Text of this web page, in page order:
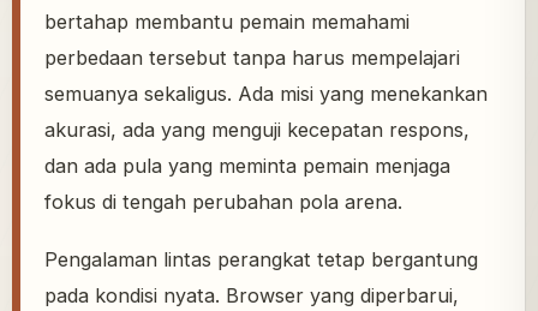
bertahap membantu pemain memahami
perbedaan tersebut tanpa harus mempelajari
semuanya sekaligus. Ada misi yang menekankan
akurasi, ada yang menguji kecepatan respons,
dan ada pula yang meminta pemain menjaga
fokus di tengah perubahan pola arena.
Pengalaman lintas perangkat tetap bergantung
pada kondisi nyata. Browser yang diperbarui,